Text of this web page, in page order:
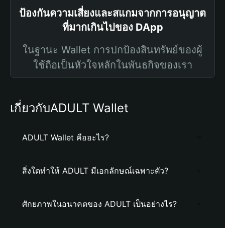
ป้องกันความเสี่ยงและสแกมจากการอนุญาต
ที่มากเกินไปของ DApp
ในฐานะ Wallet การปกป้องสินทรัพย์ของผู้
ใช้ถือเป็นหัวใจหลักในพันธกิจของเรา
เกี่ยวกับADULT Wallet
ADULT Wallet คืออะไร?
สิ่งใดทำให้ ADULT มีเอกลักษณ์เฉพาะตัว?
ศักยภาพในอนาคตของ ADULT เป็นอย่างไร?